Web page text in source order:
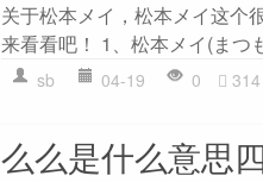
关于松本メイ，松本メイ这个
来看看吧！ 1、松本メイ(まつ
sb 04-19 0 314
么么是什么意思